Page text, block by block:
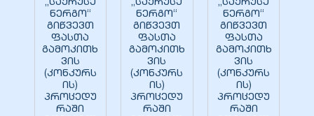
„საქრუსე
ნერგო“
გიწვევთ
ფასთა
გამოკითხ
ვის
(კონკურს
ის)
პროცედუ
რაში
„საქრუსე
ნერგო“
გიწვევთ
ფასთა
გამოკითხ
ვის
(კონკურს
ის)
პროცედუ
რაში
„საქრუსე
ნერგო“
გიწვევთ
ფასთა
გამოკითხ
ვის
(კონკურს
ის)
პროცედუ
რაში